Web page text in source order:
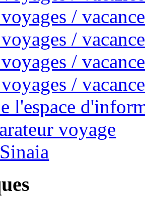
/
/
/
/
l'espace
voyage